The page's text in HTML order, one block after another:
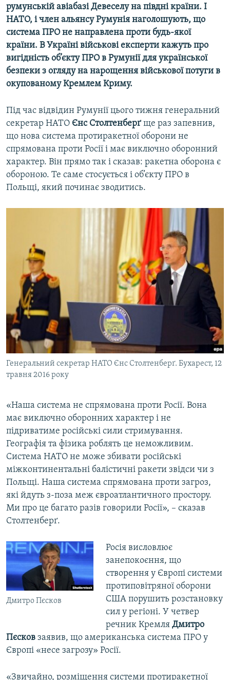
румунській авіабазі Девеселу на півдні країни. І
НАТО, і член альянсу Румунія наголошують, що
система ПРО не направлена проти будь-якої
країни. В Україні військові експерти кажуть про
вигідність об’єкту ПРО в Румунії для української
безпеки з огляду на нарощення військової потуги в
окупованому Кремлем Криму.
Під час відвідин Румунії цього тижня генеральний
секретар НАТО Єнс Столтенберґ ще раз запевнив,
що нова система протиракетної оборони не
спрямована проти Росії і має виключно оборонний
характер. Він прямо так і сказав: ракетна оборона є
обороною. Те саме стосується і об’єкту ПРО в
Польщі, який починає зводитись.
Генеральний секретар НАТО Єнс Столтенберґ. Бухарест, 12
травня 2016 року
«Наша система не спрямована проти Росії. Вона
має виключно оборонних характер і не
підриватиме російські сили стримування.
Географія та фізика роблять це неможливим.
Система НАТО не може збивати російські
міжконтинентальні балістичні ракети звідси чи з
Польщі. Наша система спрямована проти загроз,
які йдуть з-поза меж євроатлантичного простору.
Ми про це багато разів говорили Росії», – сказав
Столтенберґ.
Дмитро Пєсков
Росія висловлює
занепокоєння, що
створення у Європі системи
протиповітряної оборони
США порушить розстановку
сил у регіоні. У четвер
речник Кремля Дмитро
Пєсков заявив, що американська система ПРО у
Європі «несе загрозу» Росії.
«Звичайно, розміщення системи протиракетної